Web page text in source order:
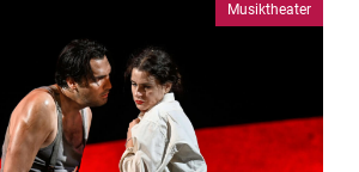
Musiktheater